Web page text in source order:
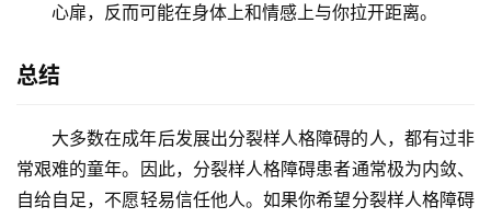
心扉，反而可能在身体上和情感上与你拉开距离。
总结
大多数在成年后发展出分裂样人格障碍的人，都有过非
常艰难的童年。因此，分裂样人格障碍患者通常极为内敛、
自给自足，不愿轻易信任他人。如果你希望分裂样人格障碍